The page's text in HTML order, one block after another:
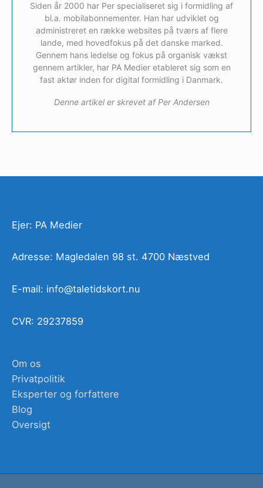
Siden år 2000 har Per specialiseret sig i formidling af
bl.a. mobilabonnementer. Han har udviklet og
administreret en række websites på tværs af flere
lande, med hovedfokus på det danske marked.
Gennem hans ledelse og fokus på organisk vækst
gennem artikler, har PA Medier etableret sig som en
fast aktør inden for digital formidling i Danmark.
Denne artikel er skrevet af Per Andersen
Ejer: PA Medier
Adresse: Magledalen 98 st. 4700 Næstved
E-mail: info@taletidskort.nu
CVR: 29237859
Om os
Privatpolitik
Eksperter og forfattere
Blog
Oversigt